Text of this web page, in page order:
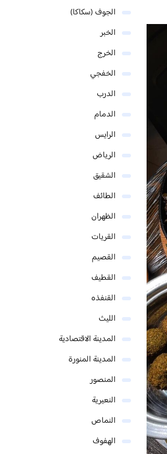
الجوف (سكاكا)
الخبر
الخرج
الخفجي
الدرب
الدمام
الرايس
الرياض
الشقيق
الطائف
الظهران
القريات
القصيم
القطيف
القنفذه
الليث
المدينة الاقتصادية
المدينة المنورة
المنصور
النعيرية
النماص
الهفوف